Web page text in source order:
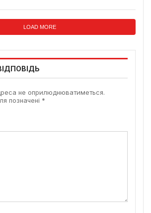
LOAD MORE
не оприлюднюватиметься.
позначені *